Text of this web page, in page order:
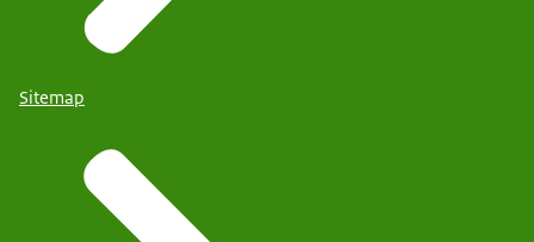
Sitemap